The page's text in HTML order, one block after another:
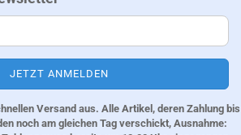
Versand aus. Alle Artikel, deren Zahlung bis
noch am gleichen Tag verschickt, Ausnahme: